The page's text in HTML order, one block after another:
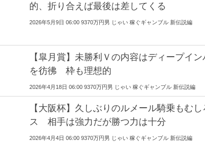
的、折り合えば最後は差してくる
2026年5月9日 06:00 9370万円男 じゃい 稼ぐギャンブル 新伝説編
【皐月賞】未勝利Ｖの内容はディープイン
を彷彿 枠も理想的
2026年4月18日 06:00 9370万円男 じゃい 稼ぐギャンブル 新伝説編
【大阪杯】久しぶりのルメール騎乗もむし
ス 相手は強力だが勝つ力は十分
2026年4月4日 06:00 9370万円男 じゃい 稼ぐギャンブル 新伝説編